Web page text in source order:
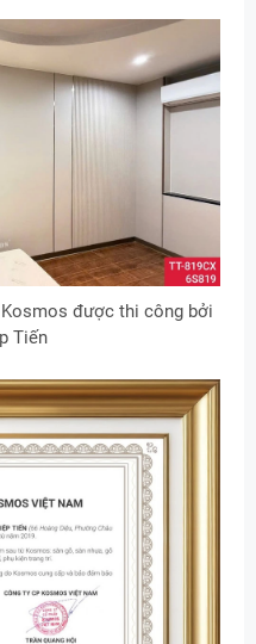
được thi công bởi
Tiến